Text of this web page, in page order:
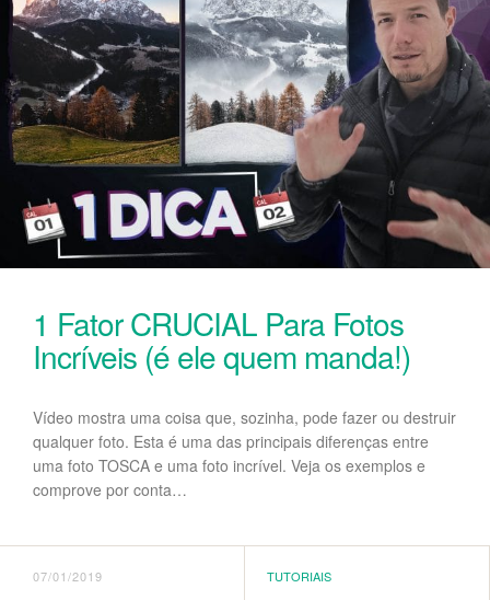
1 Fator CRUCIAL Para Fotos
Incríveis (é ele quem manda!)
Vídeo mostra uma coisa que, sozinha, pode fazer ou destruir
qualquer foto. Esta é uma das principais diferenças entre
uma foto TOSCA e uma foto incrível. Veja os exemplos e
comprove por conta…
07/01/2019 TUTORIAIS